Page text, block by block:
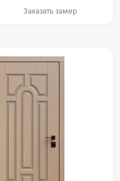
Заказать замер